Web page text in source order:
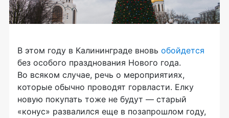
В этом году в Калининграде вновь обойдется
без особого празднования Нового года.
Во всяком случае, речь о мероприятиях,
которые обычно проводят горвласти. Елку
новую покупать тоже не будут — старый
«конус» развалился еще в позапрошлом году,